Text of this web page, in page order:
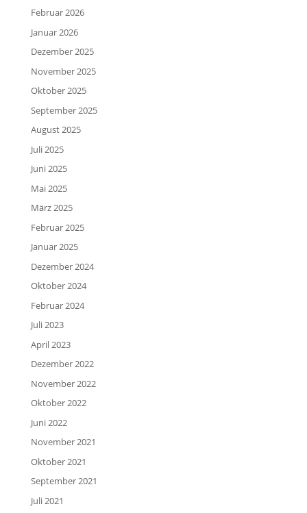
Februar 2026
Januar 2026
Dezember 2025
November 2025
Oktober 2025
September 2025
August 2025
Juli 2025
Juni 2025
Mai 2025
März 2025
Februar 2025
Januar 2025
Dezember 2024
Oktober 2024
Februar 2024
Juli 2023
April 2023
Dezember 2022
November 2022
Oktober 2022
Juni 2022
November 2021
Oktober 2021
September 2021
Juli 2021